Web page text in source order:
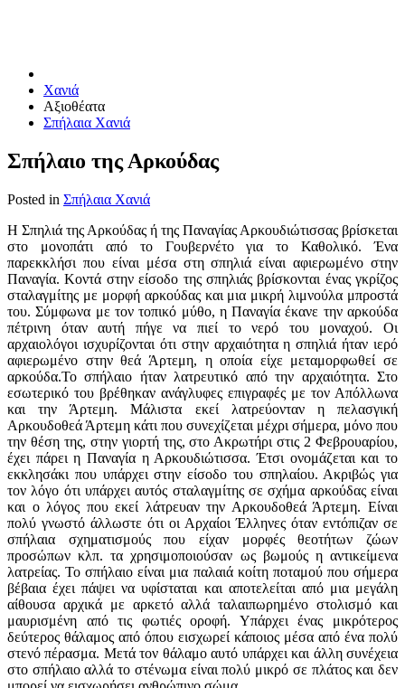
Χανιά
Αξιοθέατα
Σπήλαια Χανιά
Σπήλαιο της Αρκούδας
Posted in Σπήλαια Χανιά
Η Σπηλιά της Αρκούδας ή της Παναγίας Αρκουδιώτισσας βρίσκεται
στο μονοπάτι από το Γουβερνέτο για το Καθολικό. Ένα
παρεκκλήσι που είναι μέσα στη σπηλιά είναι αφιερωμένο στην
Παναγία. Κοντά στην είσοδο της σπηλιάς βρίσκονται ένας γκρίζος
σταλαγμίτης με μορφή αρκούδας και μια μικρή λιμνούλα μπροστά
του. Σύμφωνα με τον τοπικό μύθο, η Παναγία έκανε την αρκούδα
πέτρινη όταν αυτή πήγε να πιεί το νερό του μοναχού. Οι
αρχαιολόγοι ισχυρίζονται ότι στην αρχαιότητα η σπηλιά ήταν ιερό
αφιερωμένο στην θεά Άρτεμη, η οποία είχε μεταμορφωθεί σε
αρκούδα.Το σπήλαιο ήταν λατρευτικό από την αρχαιότητα. Στο
εσωτερικό του βρέθηκαν ανάγλυφες επιγραφές με τον Απόλλωνα
και την Άρτεμη. Μάλιστα εκεί λατρεύονταν η πελασγική
Αρκουδοθεά Άρτεμη κάτι που συνεχίζεται μέχρι σήμερα, μόνο που
την θέση της, στην γιορτή της, στο Ακρωτήρι στις 2 Φεβρουαρίου,
έχει πάρει η Παναγία η Αρκουδιώτισσα. Έτσι ονομάζεται και το
εκκλησάκι που υπάρχει στην είσοδο του σπηλαίου. Ακριβώς για
τον λόγο ότι υπάρχει αυτός σταλαγμίτης σε σχήμα αρκούδας είναι
και ο λόγος που εκεί λάτρευαν την Αρκουδοθεά Άρτεμη. Είναι
πολύ γνωστό άλλωστε ότι οι Αρχαίοι Έλληνες όταν εντόπιζαν σε
σπήλαια σχηματισμούς που είχαν μορφές θεοτήτων ζώων
προσώπων κλπ. τα χρησιμοποιούσαν ως βωμούς η αντικείμενα
λατρείας. Το σπήλαιο είναι μια παλαιά κοίτη ποταμού που σήμερα
βέβαια έχει πάψει να υφίσταται και αποτελείται από μια μεγάλη
αίθουσα αρχικά με αρκετό αλλά ταλαιπωρημένο στολισμό και
μαυρισμένη από τις φωτιές οροφή. Υπάρχει ένας μικρότερος
δεύτερος θάλαμος από όπου εισχωρεί κάποιος μέσα από ένα πολύ
στενό πέρασμα. Μετά τον θάλαμο αυτό υπάρχει και άλλη συνέχεια
στο σπήλαιο αλλά το στένωμα είναι πολύ μικρό σε πλάτος και δεν